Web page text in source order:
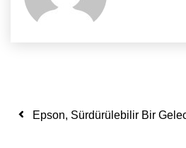
Yazı dolaşımı
Epson, Sürdürülebilir Bir